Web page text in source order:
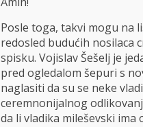
Posle toga, takvi mogu na
redosled budućih nosilaca
spisku. Vojislav Šešelj je
pred ogledalom šepuri s
naglasiti da su se neke
ceremnonijalnog
da li vladika mileševski ima